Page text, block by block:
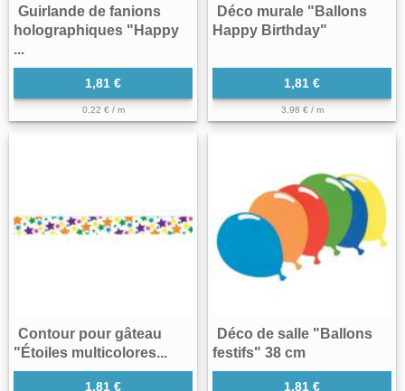
Guirlande de fanions
holographiques "Happy
...
1,81 €
0,22 € / m
Déco murale "Ballons
Happy Birthday"
1,81 €
3,98 € / m
Contour pour gâteau
"Étoiles multicolores...
1,81 €
Déco de salle "Ballons
festifs" 38 cm
1,81 €